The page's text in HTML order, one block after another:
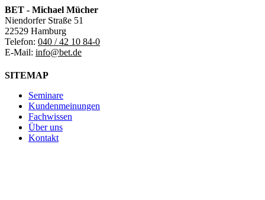
BET - Michael Mücher
Niendorfer Straße 51
22529 Hamburg
Telefon: 040 / 42 10 84-0
E-Mail: info@bet.de
SITEMAP
Seminare
Kundenmeinungen
Fachwissen
Über uns
Kontakt